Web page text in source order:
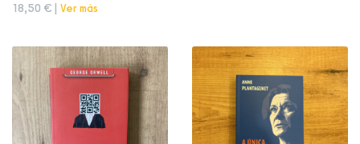
18,50 € | Ver más